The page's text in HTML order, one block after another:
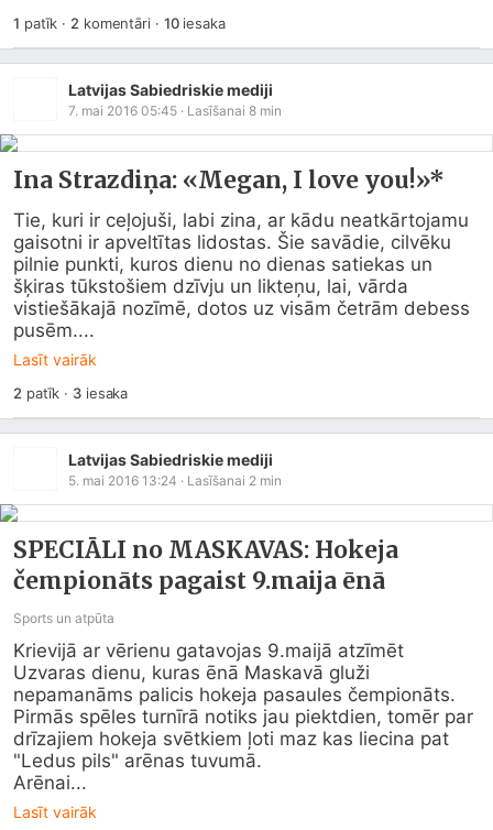
1 patīk · 2 komentāri · 10iesaka
Latvijas Sabiedriskie mediji
7. mai 2016 05:45 · Lasīšanai 8 min
Ina Strazdiņa: «Megan, I love you!»*
Tie, kuri ir ceļojuši, labi zina, ar kādu neatkārtojamu
gaisotni ir apveltītas lidostas. Šie savādie, cilvēku
pilnie punkti, kuros dienu no dienas satiekas un
šķiras tūkstošiem dzīvju un likteņu, lai, vārda
vistiešākajā nozīmē, dotos uz visām četrām debess
pusēm....
Lasīt vairāk
2 patīk · 3iesaka
Latvijas Sabiedriskie mediji
5. mai 2016 13:24 · Lasīšanai 2 min
SPECIĀLI no MASKAVAS: Hokeja
čempionāts pagaist 9.maija ēnā
Sports un atpūta
Krievijā ar vērienu gatavojas 9.maijā atzīmēt
Uzvaras dienu, kuras ēnā Maskavā gluži
nepamanāms palicis hokeja pasaules čempionāts.
Pirmās spēles turnīrā notiks jau piektdien, tomēr par
drīzajiem hokeja svētkiem ļoti maz kas liecina pat
"Ledus pils" arēnas tuvumā.
Arēnai...
Lasīt vairāk